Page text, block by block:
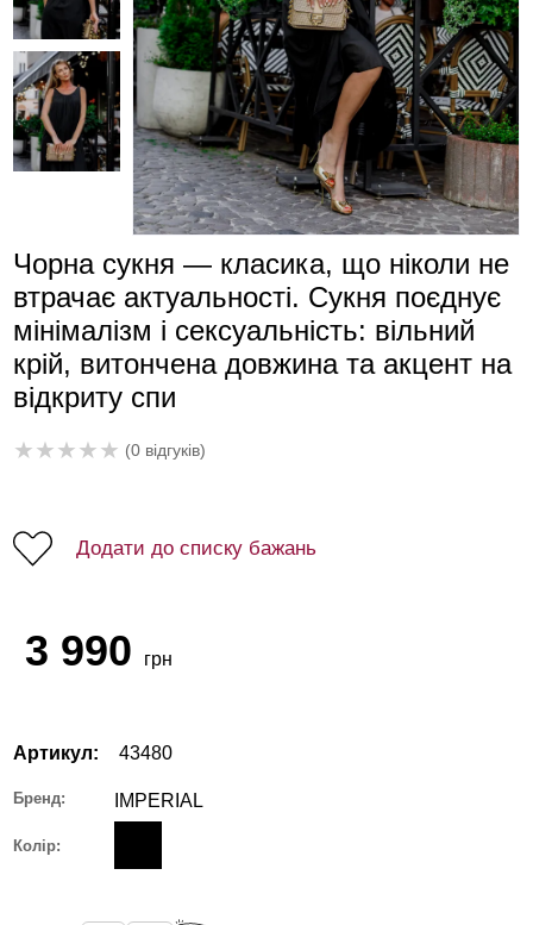
Чорна сукня — класика, що ніколи не
втрачає актуальності. Сукня поєднує
мінімалізм і сексуальність: вільний
крій, витончена довжина та акцент на
відкриту спи
★★★★★ (0 відгуків)
Додати до списку бажань
3 990 грн
Артикул: 43480
Бренд: IMPERIAL
Колір: